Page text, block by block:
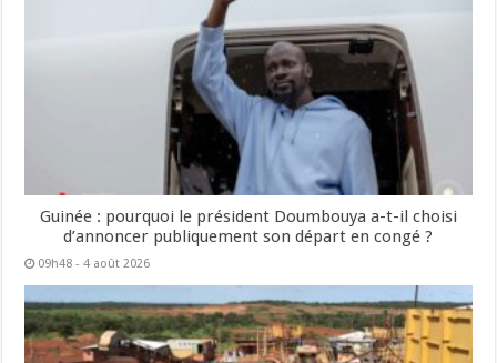
Guinée : pourquoi le président Doumbouya a-t-il choisi
d’annoncer publiquement son départ en congé ?
09h48 - 4 août 2026